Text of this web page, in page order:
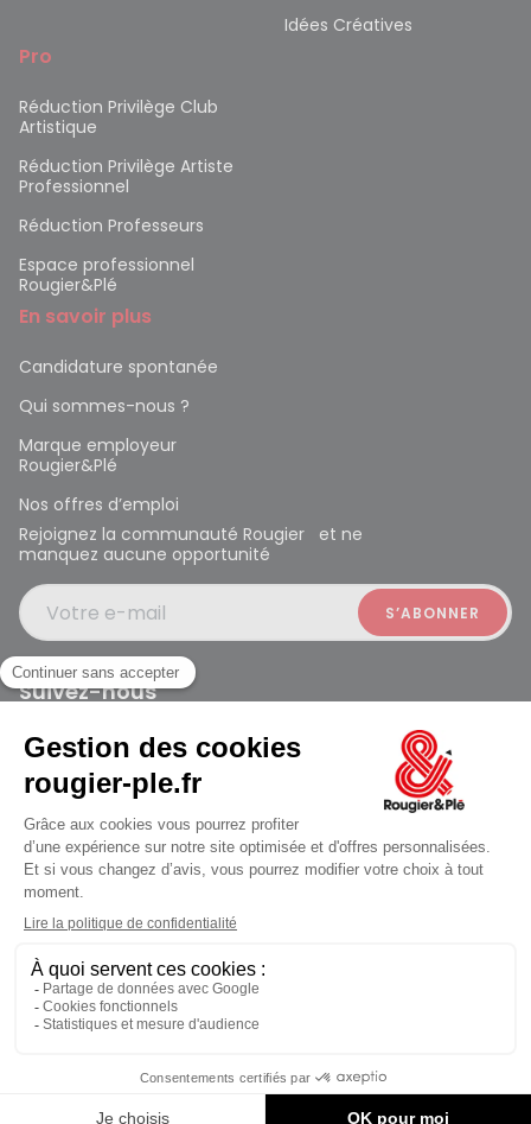
Idées Créatives
Pro
Réduction Privilège Club
Artistique
Réduction Privilège Artiste
Professionnel
Réduction Professeurs
Espace professionnel
Rougier&Plé
En savoir plus
Candidature spontanée
Qui sommes-nous ?
Marque employeur
Rougier&Plé
Nos offres d’emploi
Rejoignez la communauté Rougier et ne
manquez aucune opportunité
Votre e-mail
Suivez-nous
Rougier et Plé 2024 Copyright
Mentions légales
Conditions générales des ventes
Données personnelles
Paiement sécurisé